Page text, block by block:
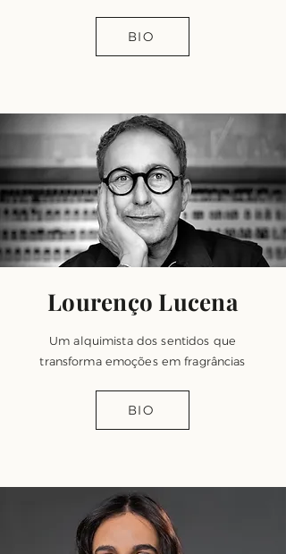
BIO
Lourenço Lucena
Um alquimista dos sentidos que
transforma emoções em fragrâncias
BIO